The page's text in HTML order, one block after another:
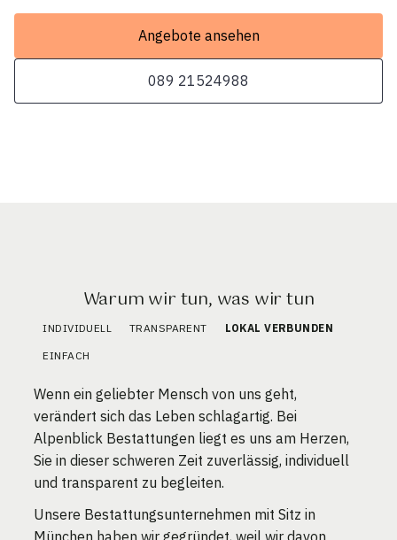
Angebote ansehen
089 21524988
Warum wir tun, was wir tun
INDIVIDUELL TRANSPARENT LOKAL VERBUNDEN
EINFACH
Wenn ein geliebter Mensch von uns geht,
verändert sich das Leben schlagartig. Bei
Alpenblick Bestattungen liegt es uns am Herzen,
Sie in dieser schweren Zeit zuverlässig, individuell
und transparent zu begleiten.
Unsere Bestattungsunternehmen mit Sitz in
München haben wir gegründet, weil wir davon